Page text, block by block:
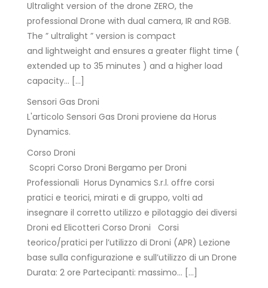
Ultralight version of the drone ZERO, the
professional Drone with dual camera, IR and RGB.
The ” ultralight ” version is compact
and lightweight and ensures a greater flight time (
extended up to 35 minutes ) and a higher load
capacity… […]
Sensori Gas Droni
L'articolo Sensori Gas Droni proviene da Horus
Dynamics.
Corso Droni
Scopri Corso Droni Bergamo per Droni
Professionali Horus Dynamics S.r.l. offre corsi
pratici e teorici, mirati e di gruppo, volti ad
insegnare il corretto utilizzo e pilotaggio dei diversi
Droni ed Elicotteri Corso Droni Corsi
teorico/pratici per l’utilizzo di Droni (APR) Lezione
base sulla configurazione e sull’utilizzo di un Drone
Durata: 2 ore Partecipanti: massimo… […]